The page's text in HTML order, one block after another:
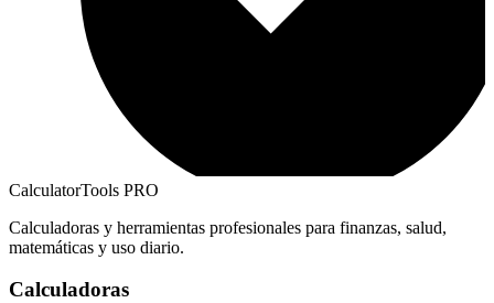
CalculatorTools PRO
Calculadoras y herramientas profesionales para finanzas, salud,
matemáticas y uso diario.
Calculadoras